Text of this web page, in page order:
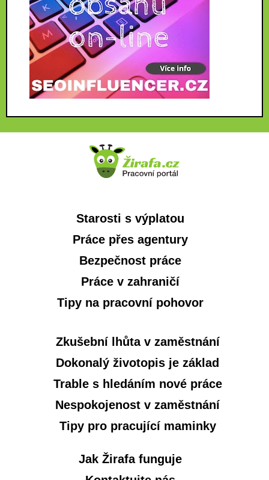
Starosti s výplatou
Práce přes agentury
Bezpečnost práce
Práce v zahraničí
Tipy na pracovní pohovor
Zkušební lhůta v zaměstnání
Dokonalý životopis je základ
Trable s hledáním nové práce
Nespokojenost v zaměstnání
Tipy pro pracující maminky
Jak Žirafa funguje